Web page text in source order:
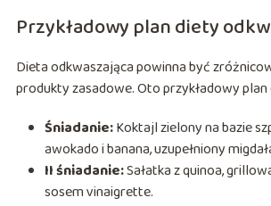
Przykładowy plan diety
Dieta odkwaszająca powinna być
produkty zasadowe. Oto przykładowy plan
Śniadanie:Koktajl zielony na bazie
awokado i banana, uzupełniony
II śniadanie:Sałatka z quinoa,
sosem vinaigrette.